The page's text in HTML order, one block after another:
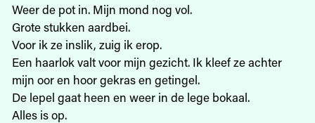
Weer de pot in. Mijn mond nog vol.
Grote stukken aardbei.
Voor ik ze inslik, zuig ik erop.
Een haarlok valt voor mijn gezicht. Ik kleef ze achter
mijn oor en hoor gekras en getingel.
De lepel gaat heen en weer in de lege bokaal.
Alles is op.